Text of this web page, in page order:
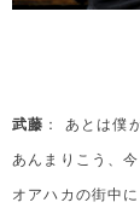
武藤 ： あとは僕
あんまりこう、
オアハカの街中